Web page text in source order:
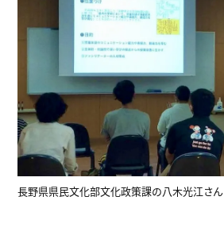
長野県県民文化部文化政策課の八木光江さん